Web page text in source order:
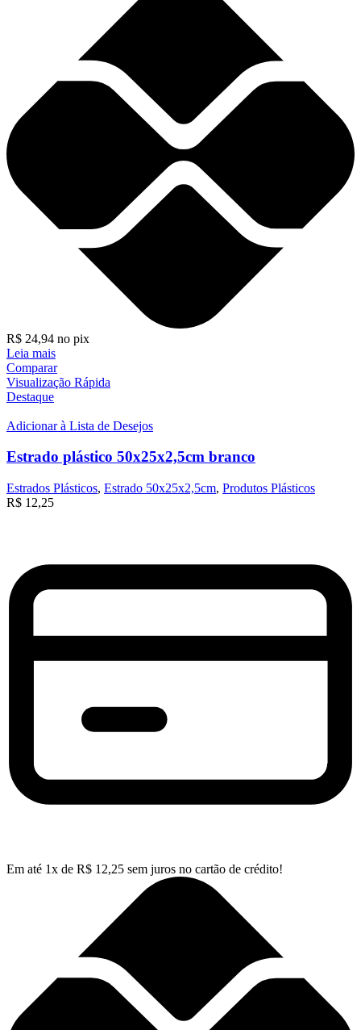
R$ 24,94 no pix
Leia mais
Comparar
Visualização Rápida
Destaque
Adicionar à Lista de Desejos
Estrado plástico 50x25x2,5cm branco
Estrados Plásticos, Estrado 50x25x2,5cm, Produtos Plásticos
R$ 12,25
Em até 1x de R$ 12,25 sem juros no cartão de crédito!